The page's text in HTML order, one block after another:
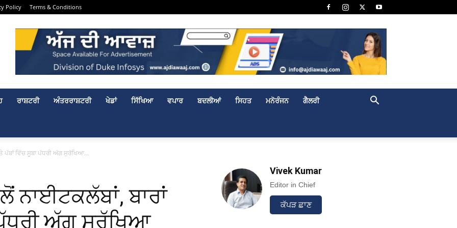
Policy Terms & Conditions
ਰਾਸ਼ਟਰੀ ਅੰਤਰਰਾਸ਼ਟਰੀ ਖੇਡਾਂ ਸਿੱਖਿਆ ਵਪਾਰ ਬਦਲੀਆਂ ਸਿਹਤ ਮਨੋਰੰਜਨ ਗੈਲਰੀ
ਪੱਬਾਂ ਵਿੱਚ ਸੂਬਾ ਪੱਧਰੀ ਅੱਗ ਸੁਰੱਖਿਆ...
ਨਾਈਟਕਲੱਬਾਂ, ਬਾਰਾਂ
ਅੱਗ ਸੁਰੱਖਿਆ
Vivek Kumar
Editor in Chief
ਕੱਪੜ ਛਾਣ